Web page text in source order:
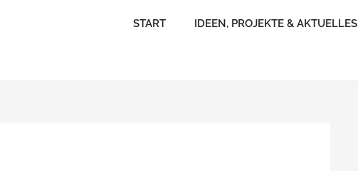
START IDEEN, PROJEKTE & AKTUELLES